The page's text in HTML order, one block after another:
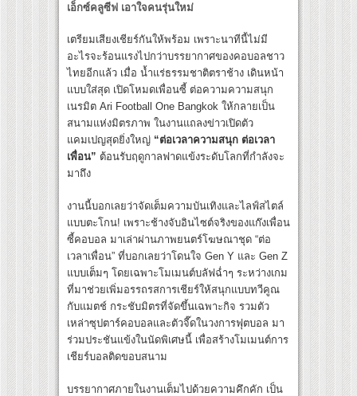
เอ็กซ์คลูซีฟ เอาใจคนรุ่นใหม่
เตรียมเสียงเชียร์กันให้พร้อม เพราะนาทีนี้ไม่มี
อะไรจะร้อนแรงไปกว่าบรรยากาศของคอบอลชาว
ไทยอีกแล้ว เมื่อ น้ำแร่ธรรมชาติตราช้าง เดินหน้า
แบบใส่สุด เปิดโหมดเพื่อนซี้ ต่อความความสนุก
เนรมิต Ari Football One Bangkok ให้กลายเป็น
สนามแห่งมิตรภาพ ในงานแถลงข่าวเปิดตัว
แคมเปญสุดยิ่งใหญ่ “ต่อเวลาความสนุก ต่อเวลา
เพื่อน” ต้อนรับฤดูกาลฟาดแข้งระดับโลกที่กำลังจะ
มาถึง
งานนี้บอกเลยว่าจัดเต็มความบันเทิงและไลฟ์สไตล์
แบบตะโกน! เพราะช้างจับอินไซต์จริงของแก๊งเพื่อน
ซี้คอบอล มาเล่าผ่านภาพยนตร์โฆษณาชุด “ต่อ
เวลาเพื่อน” ที่บอกเลยว่าโดนใจ Gen Y และ Gen Z
แบบเต็มๆ โดยเฉพาะโมเมนต์บลัฟฉ่ำๆ ระหว่างเกม
ที่มาช่วยเพิ่มอรรถรสการเชียร์ให้สนุกแบบทวีคูณ
กับแมตช์ กระชับมิตรที่จัดขึ้นเฉพาะกิจ รวมตัว
เหล่าซุปตาร์คอบอลและตัวจี๊ดในวงการฟุตบอล มา
ร่วมประชันแข้งในนัดพิเศษนี้ เพื่อสร้างโมเมนต์การ
เชียร์บอลติดขอบสนาม
บรรยากาศภายในงานเต็มไปด้วยความคึกคัก เป็น